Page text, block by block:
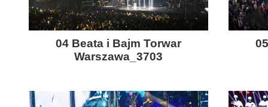
04 Beata i Bajm Torwar
Warszawa_3703